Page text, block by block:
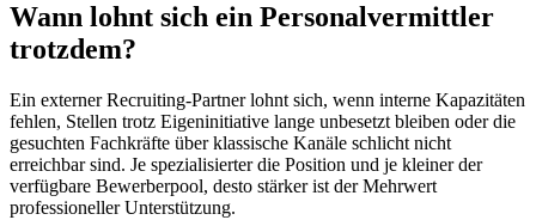
Wann lohnt sich ein Personalvermittler
trotzdem?
Ein externer Recruiting-Partner lohnt sich, wenn interne Kapazitäten
fehlen, Stellen trotz Eigeninitiative lange unbesetzt bleiben oder die
gesuchten Fachkräfte über klassische Kanäle schlicht nicht
erreichbar sind. Je spezialisierter die Position und je kleiner der
verfügbare Bewerberpool, desto stärker ist der Mehrwert
professioneller Unterstützung.